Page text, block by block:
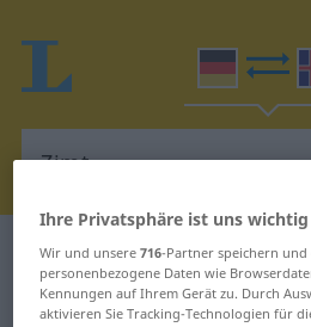
Deutsch-Isländisch
Deutsch-Isländisch
Ihre Privatsphäre ist uns wichtig
Wir und unsere716-Partner speichern
personenbezogene Daten wie
Kennungen auf Ihrem Gerät zu. Durch
aktivieren Sie Tracking-Technologien für